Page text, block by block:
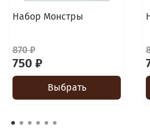
Набор Монстры
870 ₽
750 ₽
Выбрать